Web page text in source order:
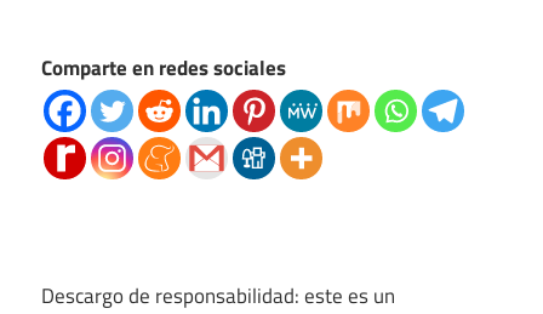
Comparte en redes sociales
Descargo de responsabilidad: este es un